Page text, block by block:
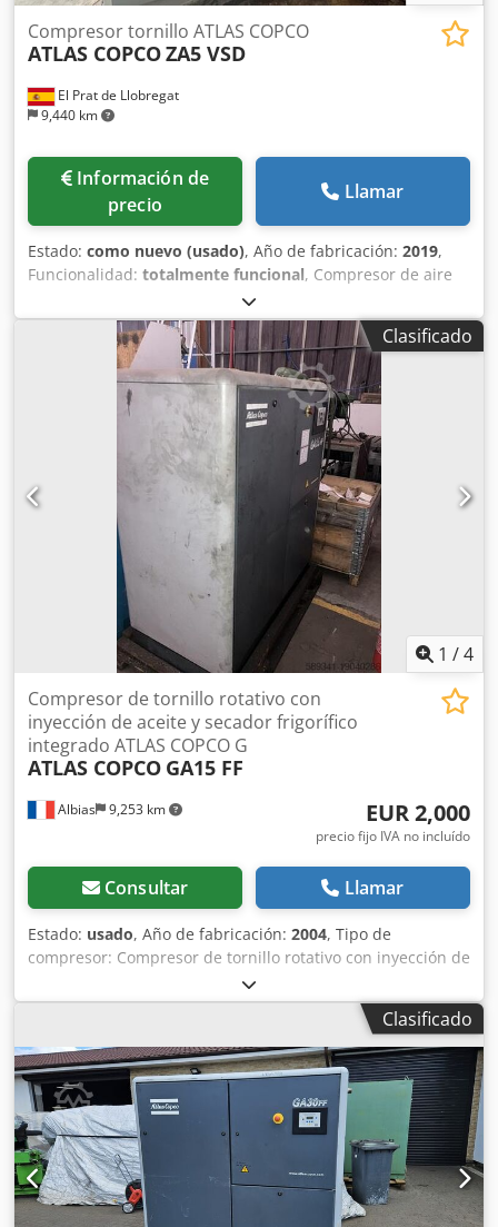
El Prat de Llobregat
9,440 km
Compresor tornillo ATLAS COPCO
ATLAS COPCOZA5 VSD
Información de
precio
Llamar
Estado: como nuevo (usado), Año de fabricación: 2019,
Funcionalidad: totalmente funcional, Compresor de aire
industrial Atlas Copco ZA5 VSD, con tecnología de
velocidad variable (VSD) y producción de aire totalmente
exento de aceite, certificado ISO 8573-1 Clase 0. Datos
técnicos: • Fabricante: Atlas Copco Crjdpfjznaxaox Amhef •
Modelo: ZA5 VSD • Año de fabricación: 2019 • Potencia
nominal total: 250 kW • Presión máxima de trabajo: 4 bar(e)
• Velocidad de rotación: 1.879 rpm • Peso bruto: 5.662 kg •
Tecnología: accionamiento de velocidad variable (VSD) •
Calidad del aire: exento de aceite, ISO 8573-1 Clase 0 •
Fabricado en Bélgica • Variador de frecuencia WEG •
Número de serie APF239403
Clasificado
1 /4
Albias 9,253 km
Compresor de tornillo rotativo con
inyección de aceite y secador frigorífico
integrado ATLAS COPCO G
ATLAS COPCO GA15 FF
EUR 2,000
precio fijo IVA no incluído
Consultar Llamar
Estado: usado, Año de fabricación: 2004, Tipo de
compresor: Compresor de tornillo rotativo con inyección de
aceite y secador frigorífico integrado Potencia del motor:
15 kW (20 HP) Crjdowgca Tepfx Amhsf Alimentación: 380 V /
50 Hz Presión de funcionamiento: 7,5 bar Caudal de aire
libre (FAD): 798 m³/h (aprox. 13,3 m³/min) Nivel de ruido:
68 dB(A) Capacidad del depósito: 400 litros Dimensiones (L
× An × Al): 1000 × 660 × 1400 mm Peso: 450 kg
Refrigeración: Refrigerado por aire Secador integrado: Sí
Sistema de control: Elektronikon®
Clasificado